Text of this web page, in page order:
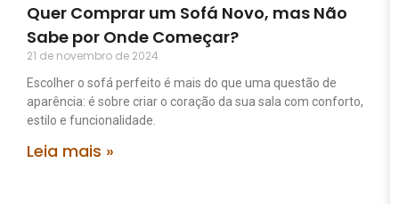
Quer Comprar um Sofá Novo, mas Não
Sabe por Onde Começar?
21 de novembro de 2024
Escolher o sofá perfeito é mais do que uma questão de
aparência: é sobre criar o coração da sua sala com conforto,
estilo e funcionalidade.
Leia mais »